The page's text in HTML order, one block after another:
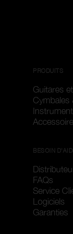
PRODUITS
Guitares
Cymbales
BESOIN
FAQs
Service
Logiciels
Garanties